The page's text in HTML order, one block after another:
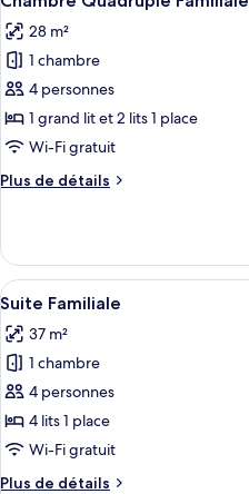
une
place
Studio
Deluxe,
lits
une
place
toutes
les
photos
pour
ce
type
chambre :
Familiale
28 m²
1 chambre
4 personnes
1 grand lit et 2 lits 1 place
Wi-Fi gratuit
Plus de détails
Plus
le
type
de
Chambre
Quadruple
Familiale
Afficher
toutes
les
photos
pour
ce
type
14
Suite Familiale
37 m²
1 chambre
4 personnes
4 lits 1 place
Wi-Fi gratuit
Plus de détails
Plus